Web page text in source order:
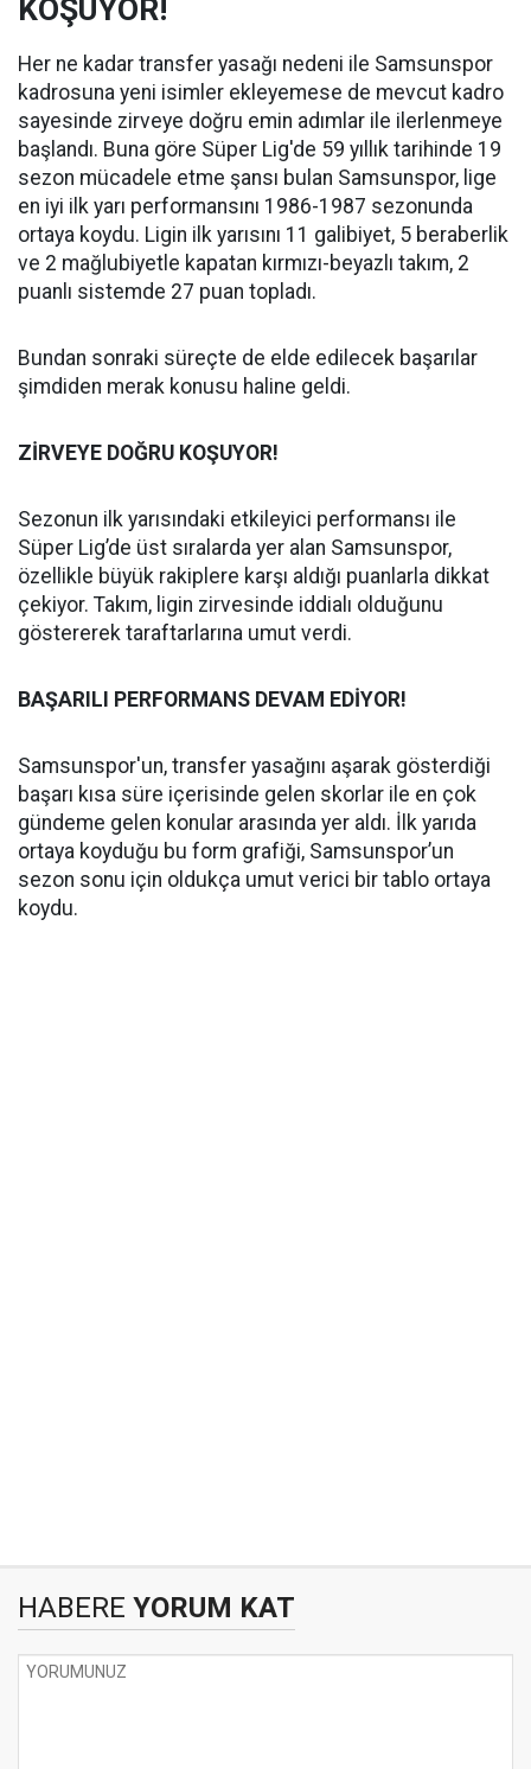
KOŞUYOR!
Her ne kadar transfer yasağı nedeni ile Samsunspor
kadrosuna yeni isimler ekleyemese de mevcut kadro
sayesinde zirveye doğru emin adımlar ile ilerlenmeye
başlandı. Buna göre Süper Lig'de 59 yıllık tarihinde 19
sezon mücadele etme şansı bulan Samsunspor, lige
en iyi ilk yarı performansını 1986-1987 sezonunda
ortaya koydu. Ligin ilk yarısını 11 galibiyet, 5 beraberlik
ve 2 mağlubiyetle kapatan kırmızı-beyazlı takım, 2
puanlı sistemde 27 puan topladı.
Bundan sonraki süreçte de elde edilecek başarılar
şimdiden merak konusu haline geldi.
ZİRVEYE DOĞRU KOŞUYOR!
Sezonun ilk yarısındaki etkileyici performansı ile
Süper Lig’de üst sıralarda yer alan Samsunspor,
özellikle büyük rakiplere karşı aldığı puanlarla dikkat
çekiyor. Takım, ligin zirvesinde iddialı olduğunu
göstererek taraftarlarına umut verdi.
BAŞARILI PERFORMANS DEVAM EDİYOR!
Samsunspor'un, transfer yasağını aşarak gösterdiği
başarı kısa süre içerisinde gelen skorlar ile en çok
gündeme gelen konular arasında yer aldı. İlk yarıda
ortaya koyduğu bu form grafiği, Samsunspor’un
sezon sonu için oldukça umut verici bir tablo ortaya
koydu.
HABERE YORUM KAT